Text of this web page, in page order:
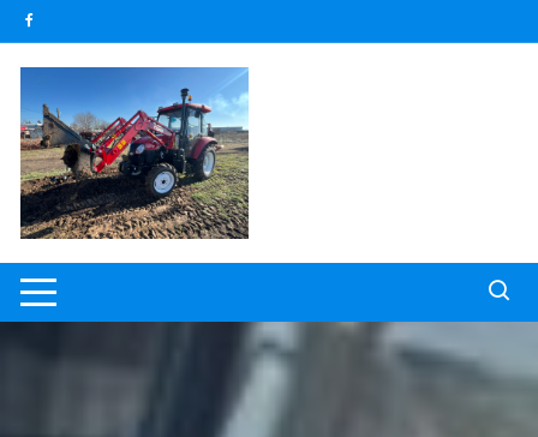
Skip
to
content